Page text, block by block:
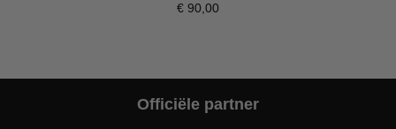
€ 90,00
Officiële partner